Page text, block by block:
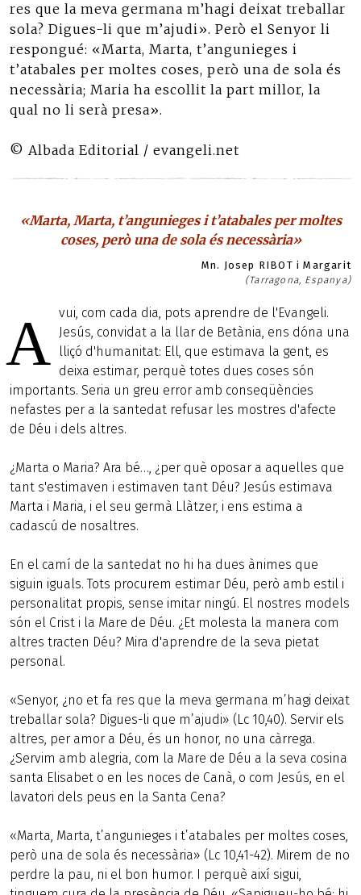
res que la meva germana m’hagi deixat treballar
sola? Digues-li que m’ajudi». Però el Senyor li
respongué: «Marta, Marta, t’angunieges i
t’atabales per moltes coses, però una de sola és
necessària; Maria ha escollit la part millor, la
qual no li serà presa».
© Albada Editorial / evangeli.net
«Marta, Marta, t’angunieges i t’atabales per moltes
coses, però una de sola és necessària»
Mn. Josep RIBOT i Margarit
(Tarragona, Espanya)
A vui, com cada dia, pots aprendre de l'Evangeli.
Jesús, convidat a la llar de Betània, ens dóna una
lliçó d'humanitat: Ell, que estimava la gent, es
deixa estimar, perquè totes dues coses són
importants. Seria un greu error amb conseqüències
nefastes per a la santedat refusar les mostres d'afecte
de Déu i dels altres.
¿Marta o Maria? Ara bé…, ¿per què oposar a aquelles que
tant s'estimaven i estimaven tant Déu? Jesús estimava
Marta i Maria, i el seu germà Llàtzer, i ens estima a
cadascú de nosaltres.
En el camí de la santedat no hi ha dues ànimes que
siguin iguals. Tots procurem estimar Déu, però amb estil i
personalitat propis, sense imitar ningú. El nostres models
són el Crist i la Mare de Déu. ¿Et molesta la manera com
altres tracten Déu? Mira d'aprendre de la seva pietat
personal.
«Senyor, ¿no et fa res que la meva germana m’hagi deixat
treballar sola? Digues-li que m’ajudi» (Lc 10,40). Servir els
altres, per amor a Déu, és un honor, no una càrrega.
¿Servim amb alegria, com la Mare de Déu a la seva cosina
santa Elisabet o en les noces de Canà, o com Jesús, en el
lavatori dels peus en la Santa Cena?
«Marta, Marta, t’angunieges i t’atabales per moltes coses,
però una de sola és necessària» (Lc 10,41-42). Mirem de no
perdre la pau, ni el bon humor. I perquè així sigui,